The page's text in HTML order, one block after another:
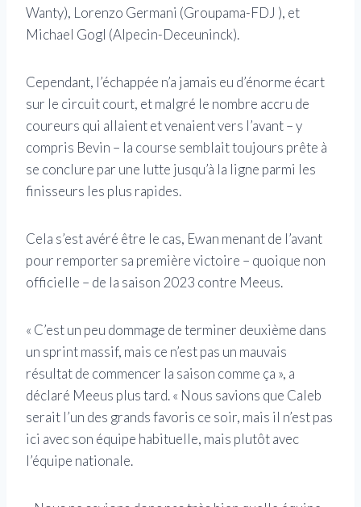
Wanty), Lorenzo Germani (Groupama-FDJ ), et
Michael Gogl (Alpecin-Deceuninck).
Cependant, l’échappée n’a jamais eu d’énorme écart
sur le circuit court, et malgré le nombre accru de
coureurs qui allaient et venaient vers l’avant – y
compris Bevin – la course semblait toujours prête à
se conclure par une lutte jusqu’à la ligne parmi les
finisseurs les plus rapides.
Cela s’est avéré être le cas, Ewan menant de l’avant
pour remporter sa première victoire – quoique non
officielle – de la saison 2023 contre Meeus.
« C’est un peu dommage de terminer deuxième dans
un sprint massif, mais ce n’est pas un mauvais
résultat de commencer la saison comme ça », a
déclaré Meeus plus tard. « Nous savions que Caleb
serait l’un des grands favoris ce soir, mais il n’est pas
ici avec son équipe habituelle, mais plutôt avec
l’équipe nationale.